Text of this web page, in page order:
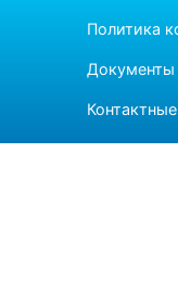
Политика
Документы